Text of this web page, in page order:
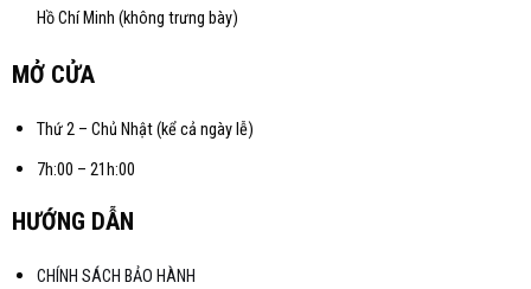
Hồ Chí Minh (không trưng bày)
MỞ CỬA
Thứ 2 – Chủ Nhật (kể cả ngày lễ)
7h:00 – 21h:00
HƯỚNG DẪN
CHÍNH SÁCH BẢO HÀNH